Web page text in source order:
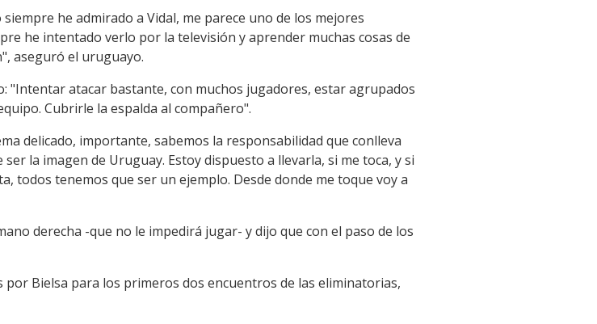
he admirado a Vidal, me parece uno de los mejores
he intentado verlo por la televisión y aprender muchas cosas de
aseguró el uruguayo.
"Intentar atacar bastante, con muchos jugadores, estar agrupados
Cubrirle la espalda al compañero".
delicado, importante, sabemos la responsabilidad que conlleva
la imagen de Uruguay. Estoy dispuesto a llevarla, si me toca, y si
todos tenemos que ser un ejemplo. Desde donde me toque voy a
derecha -que no le impedirá jugar- y dijo que con el paso de los
Bielsa para los primeros dos encuentros de las eliminatorias,